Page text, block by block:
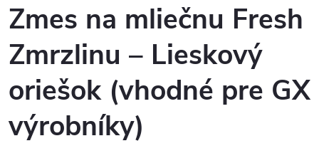
Zmes na mliečnu Fresh
Zmrzlinu – Lieskový
oriešok (vhodné pre GX
výrobníky)